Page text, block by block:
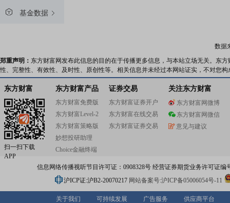
基金数据
数据
郑重声明： 东方财富网发布此信息的目的在于传播更多信息，与本站立场无关。东
性、完整性、有效性、及时性、原创性等。相关信息并未经过本网站证实，不对您
东方财富
扫一扫下载
APP
东方财富产品
东方财富免费版
东方财富Level-2
东方财富策略版
妙想投研助理
Choice金融终端
证券交易
东方财富证券开户
东方财富在线交易
东方财富证券交易
关注东方财富
东方财富网微博
东方财富网微信
意见与建议
信息网络传播视听节目许可证：0908328号 经营证券期货业务许可证编
沪ICP证:沪B2-20070217 网站备案号:沪ICP备05006054号-11
关于我们 可持续发展 广告服务 供应商平台